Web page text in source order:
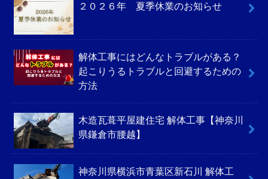
２０２６年 夏季休業のお知らせ
解体工事にはどんなトラブルがある？
起こりうるトラブルと回避するための
方法
木造瓦葺平屋建住宅 解体工事【神奈川
県鎌倉市腰越】
神奈川県横浜市青葉区新石川 解体工